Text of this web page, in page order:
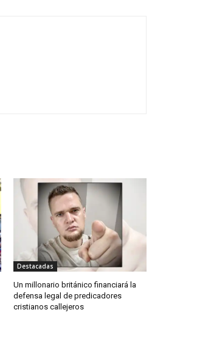
Destacadas
Un millonario británico financiará la
defensa legal de predicadores
cristianos callejeros